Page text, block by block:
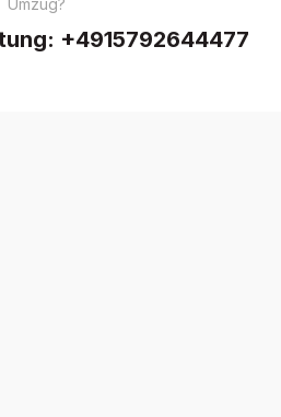
Umzug?
+4915792644477